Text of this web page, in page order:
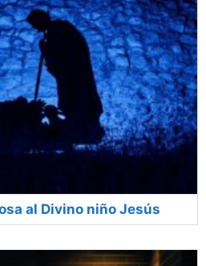
al Divino niño Jesús